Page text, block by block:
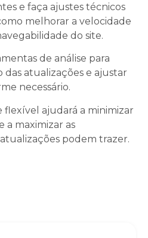
e faça ajustes técnicos
melhorar a velocidade
do site.
de análise para
atualizações e ajustar
necessário.
flexível ajudará a minimizar
a maximizar as
podem trazer.